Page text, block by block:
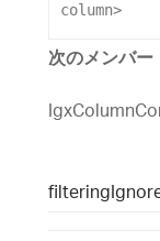
column>
次のメンバー
filtering